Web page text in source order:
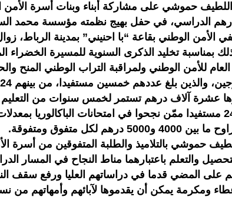
حموشي على مشاركة أبناء وبنات أسرة الأمن
الدراسي، في حفل بهيج نظمته مؤسسة محمد
للأمن الوطني ولمراقبة التراب الوطني المنح
عشرة آلاف درهم تستمر لخمس سنوات من التعليم
في حين حصل 24 مستفيدا ممّن نجحوا في امتحانات الباكالوريا
درهم لكل متفوق ومتفوقة.
حموشي بالتلاميذ والطلبة المتفوقين من أسرة
والتعلم باعتبارهما مناط النجاح في المسار
على المضي قدما في دراساتهم العليا ورفع سقف
ومكرمة يمكن أن يقدموها لآبائهم وأمهاتهم من